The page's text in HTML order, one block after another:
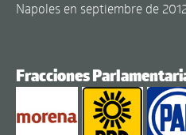
Napoles en septiembre de
Fracciones